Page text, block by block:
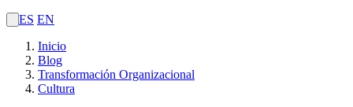
ES EN
Inicio
Blog
Transformación Organizacional
Cultura